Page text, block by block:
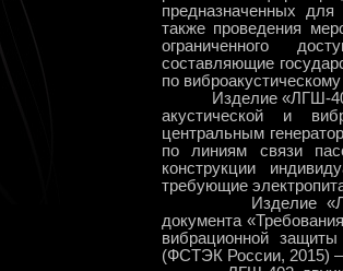
предназначенных
также проведения
ограниченного
составляющие
по
Изделие «ЛГШ-402»
акустической и
центральным
по линиям связи
конструкции
требующие
Изделие «ЛГШ-
документа
вибрационной
(ФСТЭК России, 2015)